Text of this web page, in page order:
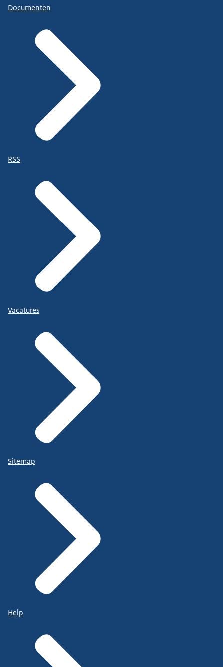
Documenten
RSS
Vacatures
Sitemap
Help